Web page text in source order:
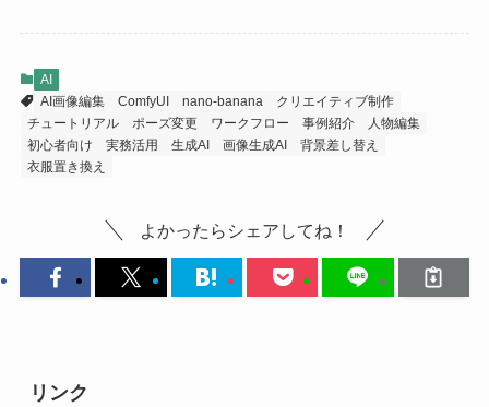
AI
AI画像編集
ComfyUI nano-banana
クリエイティブ制作
チュートリアル
ポーズ変更 ワークフロー 事例紹介
人物編集
初心者向け
実務活用 生成AI 画像生成AI
背景差し替え
衣服置き換え
よかったらシェアしてね！
リンク